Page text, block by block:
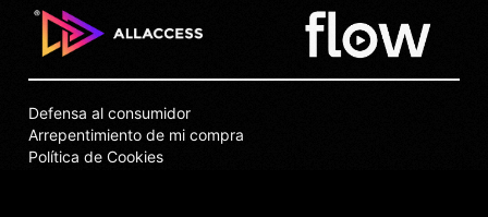
Política de Cookies
Arrepentimiento de mi compra
Defensa al consumidor